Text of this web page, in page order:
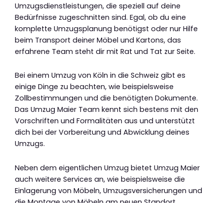
Umzugsdienstleistungen, die speziell auf deine
Bedürfnisse zugeschnitten sind. Egal, ob du eine
komplette Umzugsplanung benötigst oder nur Hilfe
beim Transport deiner Möbel und Kartons, das
erfahrene Team steht dir mit Rat und Tat zur Seite.
Bei einem Umzug von Köln in die Schweiz gibt es
einige Dinge zu beachten, wie beispielsweise
Zollbestimmungen und die benötigten Dokumente.
Das Umzug Maier Team kennt sich bestens mit den
Vorschriften und Formalitäten aus und unterstützt
dich bei der Vorbereitung und Abwicklung deines
Umzugs.
Neben dem eigentlichen Umzug bietet Umzug Maier
auch weitere Services an, wie beispielsweise die
Einlagerung von Möbeln, Umzugsversicherungen und